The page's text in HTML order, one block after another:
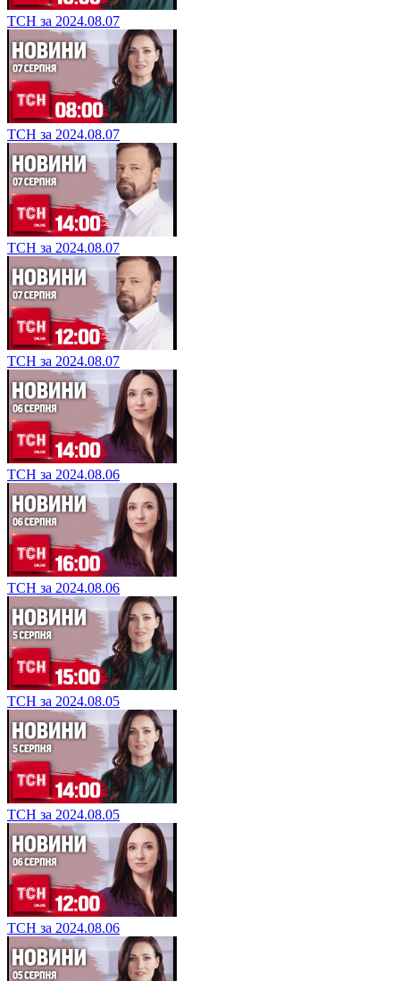
ТСН за 2024.08.07
ТСН за 2024.08.07
ТСН за 2024.08.07
ТСН за 2024.08.07
ТСН за 2024.08.06
ТСН за 2024.08.06
ТСН за 2024.08.05
ТСН за 2024.08.05
ТСН за 2024.08.06